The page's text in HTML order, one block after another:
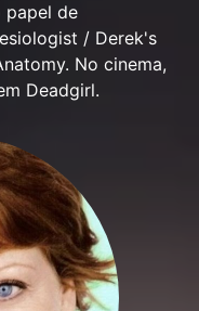
papel de
/ Derek's
No cinema,
Deadgirl.